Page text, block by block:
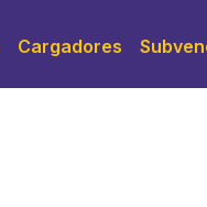
Cargadores